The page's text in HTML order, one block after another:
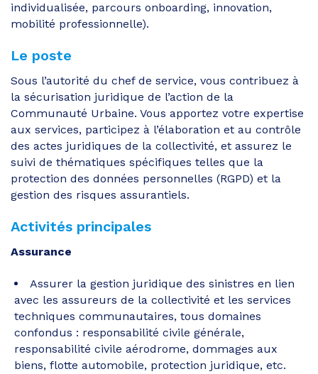
individualisée, parcours onboarding, innovation,
mobilité professionnelle).
Le poste
Sous l’autorité du chef de service, vous contribuez à
la sécurisation juridique de l’action de la
Communauté Urbaine. Vous apportez votre expertise
aux services, participez à l’élaboration et au contrôle
des actes juridiques de la collectivité, et assurez le
suivi de thématiques spécifiques telles que la
protection des données personnelles (RGPD) et la
gestion des risques assurantiels.
Activités principales
Assurance
Assurer la gestion juridique des sinistres en lien
avec les assureurs de la collectivité et les services
techniques communautaires, tous domaines
confondus : responsabilité civile générale,
responsabilité civile aérodrome, dommages aux
biens, flotte automobile, protection juridique, etc.